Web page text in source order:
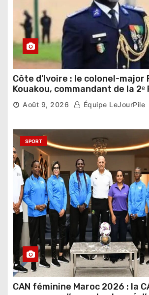
Côte d’Ivoire : le colonel-major
Kouakou, commandant de la 2ᵉ
militaire, n’est plus
6,618 vues
Août 9, 2026 Équipe LeJourPile
SPORT
CAN féminine Maroc 2026 : la